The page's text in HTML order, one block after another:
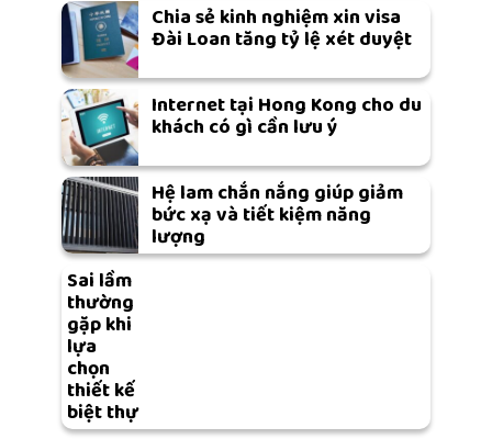
Chia sẻ kinh nghiệm xin visa
Đài Loan tăng tỷ lệ xét duyệt
Internet tại Hong Kong cho du
khách có gì cần lưu ý
Hệ lam chắn nắng giúp giảm
bức xạ và tiết kiệm năng
lượng
Sai lầm
thường
gặp khi
lựa
chọn
thiết kế
biệt thự